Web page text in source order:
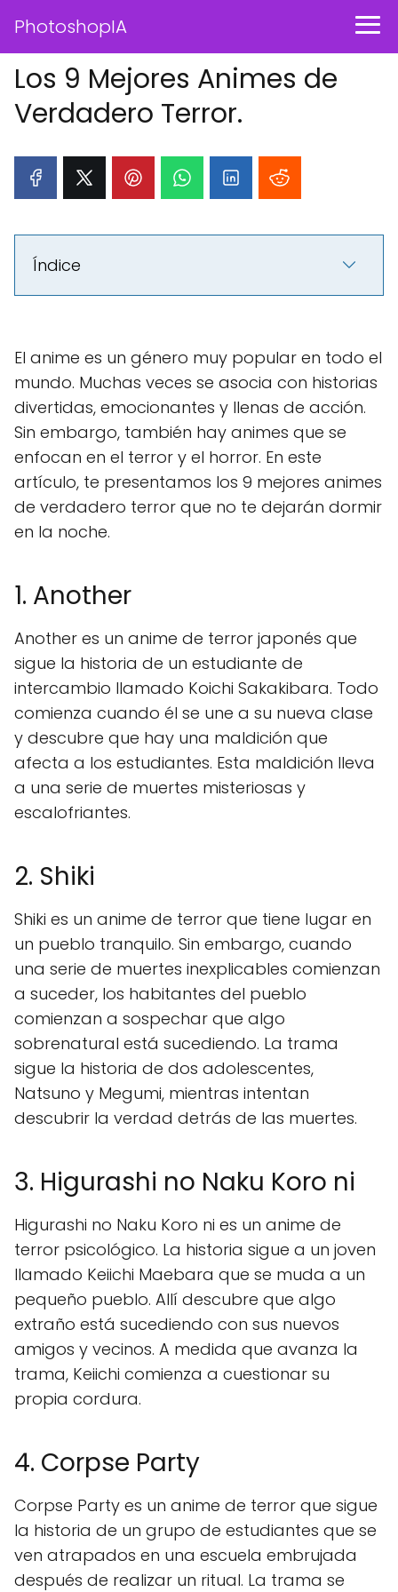
PhotoshopIA
Los 9 Mejores Animes de
Verdadero Terror.
Índice
El anime es un género muy popular en todo el
mundo. Muchas veces se asocia con historias
divertidas, emocionantes y llenas de acción.
Sin embargo, también hay animes que se
enfocan en el terror y el horror. En este
artículo, te presentamos los 9 mejores animes
de verdadero terror que no te dejarán dormir
en la noche.
1. Another
Another es un anime de terror japonés que
sigue la historia de un estudiante de
intercambio llamado Koichi Sakakibara. Todo
comienza cuando él se une a su nueva clase
y descubre que hay una maldición que
afecta a los estudiantes. Esta maldición lleva
a una serie de muertes misteriosas y
escalofriantes.
2. Shiki
Shiki es un anime de terror que tiene lugar en
un pueblo tranquilo. Sin embargo, cuando
una serie de muertes inexplicables comienzan
a suceder, los habitantes del pueblo
comienzan a sospechar que algo
sobrenatural está sucediendo. La trama
sigue la historia de dos adolescentes,
Natsuno y Megumi, mientras intentan
descubrir la verdad detrás de las muertes.
3. Higurashi no Naku Koro ni
Higurashi no Naku Koro ni es un anime de
terror psicológico. La historia sigue a un joven
llamado Keiichi Maebara que se muda a un
pequeño pueblo. Allí descubre que algo
extraño está sucediendo con sus nuevos
amigos y vecinos. A medida que avanza la
trama, Keiichi comienza a cuestionar su
propia cordura.
4. Corpse Party
Corpse Party es un anime de terror que sigue
la historia de un grupo de estudiantes que se
ven atrapados en una escuela embrujada
después de realizar un ritual. La trama se